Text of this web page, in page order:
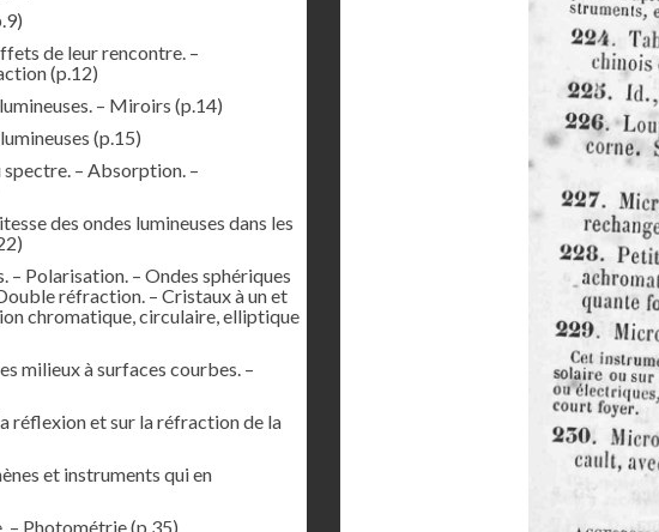
de leur rencontre. –
(p.12)
– Miroirs (p.14)
(p.15)
spectre. – Absorption. –
des ondes lumineuses dans les
– Polarisation. – Ondes sphériques
réfraction. – Cristaux à un et
chromatique, circulaire, elliptique
milieux à surfaces courbes. –
réflexion et sur la réfraction de la
et instruments qui en
– Photométrie(p.35)